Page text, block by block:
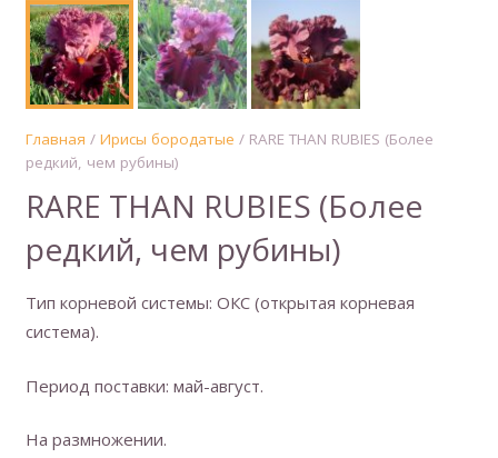
Главная / Ирисы бородатые / RARE THAN RUBIES (Более
редкий, чем рубины)
RARE THAN RUBIES (Более
редкий, чем рубины)
Тип корневой системы: ОКС (открытая корневая
система).
Период поставки: май-август.
На размножении.